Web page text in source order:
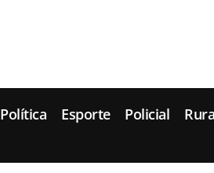
Política Esporte Policial